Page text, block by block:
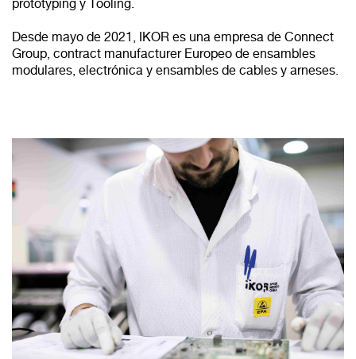
prototyping y Tooling.
Desde mayo de 2021, IKOR es una empresa de Connect
Group, contract manufacturer Europeo de ensambles
modulares, electrónica y ensambles de cables y arneses.